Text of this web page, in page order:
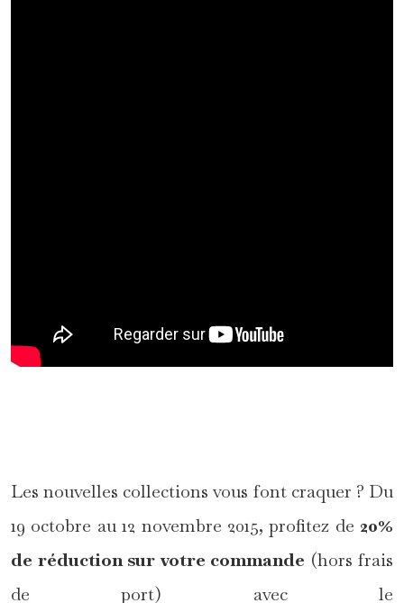
Les nouvelles collections vous font craquer ? Du
19 octobre au 12 novembre 2015, profitez de 20%
de réduction sur votre commande (hors frais
de port) avec le